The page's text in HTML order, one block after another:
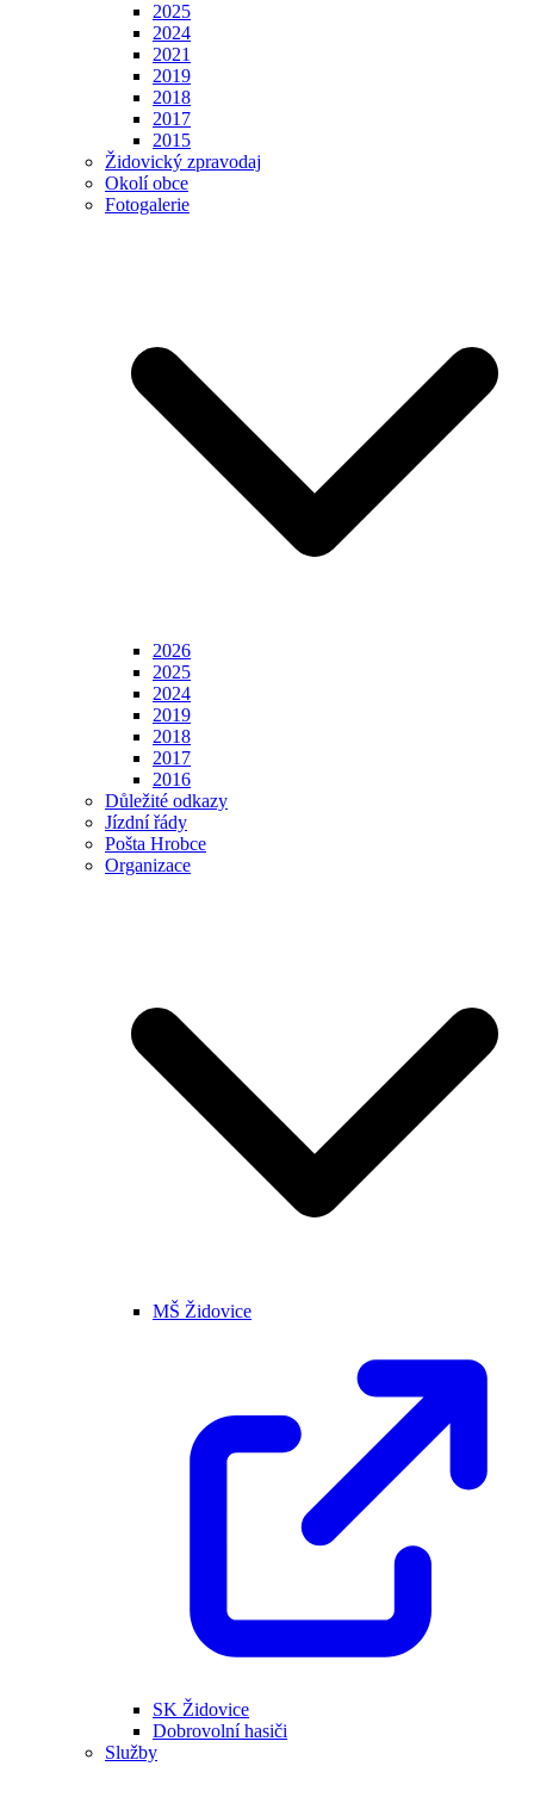
2025
2024
2021
2019
2018
2017
2015
Židovický zpravodaj
Okolí obce
Fotogalerie
2026
2025
2024
2019
2018
2017
2016
Důležité odkazy
Jízdní řády
Pošta Hrobce
Organizace
MŠ Židovice
SK Židovice
Dobrovolní hasiči
Služby